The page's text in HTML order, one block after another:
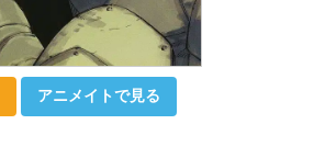
アニメイトで見る